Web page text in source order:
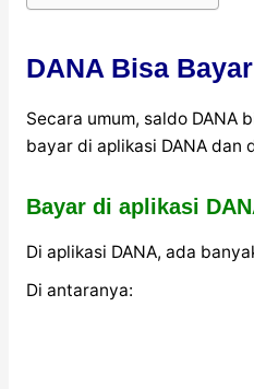
DANA Bisa
Secara umum, saldo DANA
bayar di aplikasi DANA dan
Bayar di aplikasi
Di aplikasi DANA, ada
Di antaranya: